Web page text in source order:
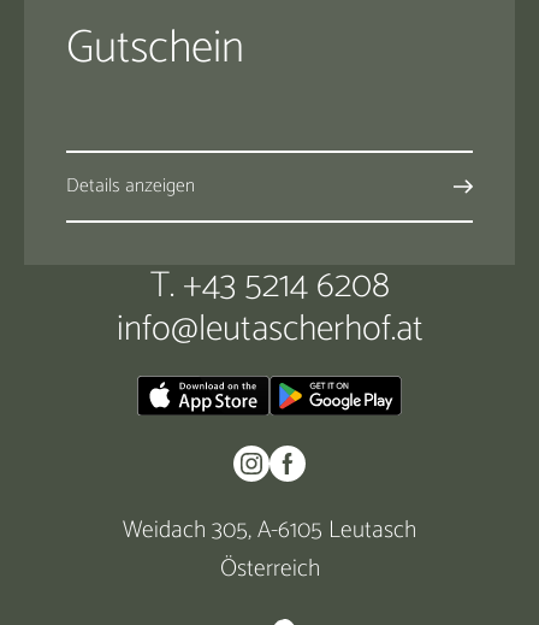
Gutschein
Details anzeigen
T. +43 5214 6208
info@leutascherhof.at
Weidach 305, A-6105 Leutasch
Österreich